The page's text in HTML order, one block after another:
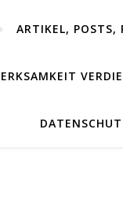
ARTIKEL, POSTS,